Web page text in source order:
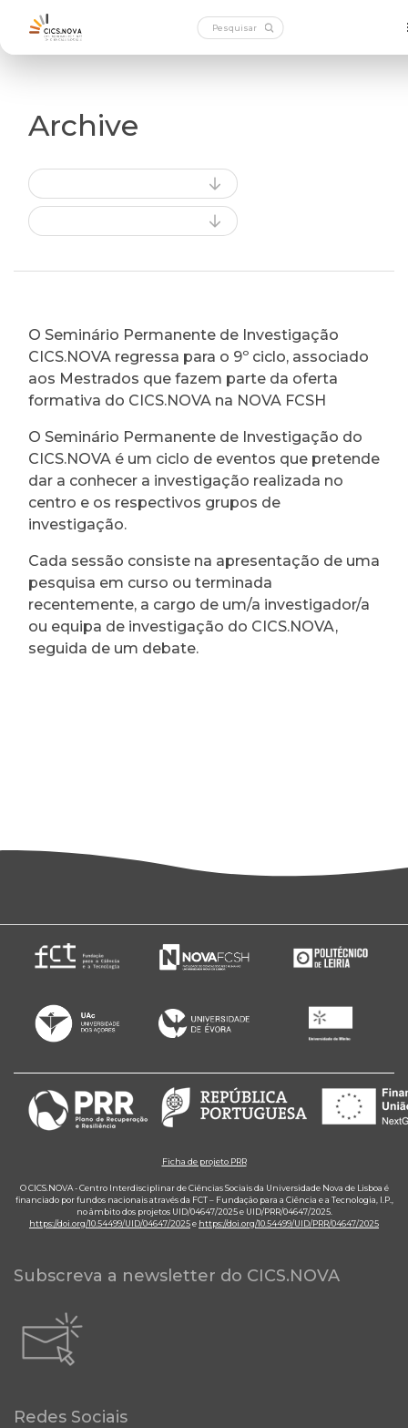
Archive
O Seminário Permanente de Investigação
CICS.NOVA regressa para o 9º ciclo, associado
aos Mestrados que fazem parte da oferta
formativa do CICS.NOVA na NOVA FCSH
O Seminário Permanente de Investigação do
CICS.NOVA é um ciclo de eventos que pretende
dar a conhecer a investigação realizada no
centro e os respectivos grupos de
investigação.
Cada sessão consiste na apresentação de uma
pesquisa em curso ou terminada
recentemente, a cargo de um/a investigador/a
ou equipa de investigação do CICS.NOVA,
seguida de um debate.
Ficha de projeto PRR
O CICS.NOVA - Centro Interdisciplinar de Ciências Sociais da Universidade Nova de Lisboa é
financiado por fundos nacionais através da FCT – Fundação para a Ciência e a Tecnologia, I.P.,
no âmbito dos projetos UID/04647/2025 e UID/PRR/04647/2025.
https://doi.org/10.54499/UID/04647/2025e https://doi.org/10.54499/UID/PRR/04647/2025
Subscreva a newsletter do CICS.NOVA
Redes Sociais